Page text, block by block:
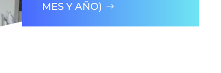
MES Y AÑO)